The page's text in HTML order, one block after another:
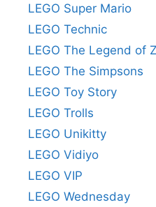
LEGO Super Mario
LEGO Technic
LEGO The Legend of
LEGO The Simpsons
LEGO Toy Story
LEGO Trolls
LEGO Unikitty
LEGO Vidiyo
LEGO VIP
LEGO Wednesday